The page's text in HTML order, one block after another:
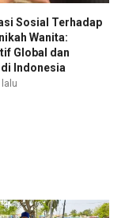
Sosial Terhadap
Wanita:
Global dan
Indonesia